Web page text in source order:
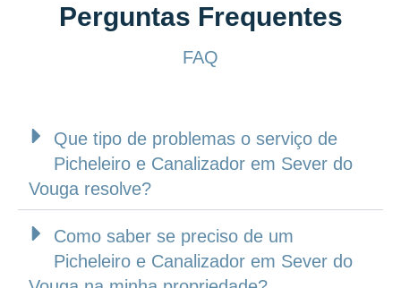
Perguntas Frequentes
FAQ
Que tipo de problemas o serviço de
Picheleiro e Canalizador em Sever do
Vouga resolve?
Como saber se preciso de um
Picheleiro e Canalizador em Sever do